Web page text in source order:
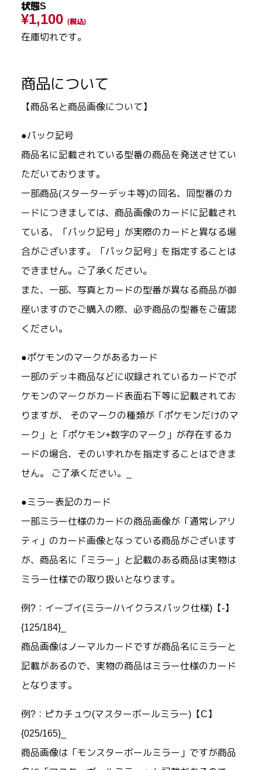
状態S
¥1,100 (税込)
在庫切れです。
商品について
【商品名と商品画像について】
●パック記号
商品名に記載されている型番の商品を発送させてい
ただいております。
一部商品(スターターデッキ等)の同名、同型番のカ
ードにつきましては、商品画像のカードに記載され
ている、「パック記号」が実際のカードと異なる場
合がございます。「パック記号」を指定することは
できません。ご了承ください。
また、一部、写真とカードの型番が異なる商品が御
座いますのでご購入の際、必ず商品の型番をご確認
ください。
●ポケモンのマークがあるカード
一部のデッキ商品などに収録されているカードでポ
ケモンのマークがカード表面右下等に記載されてお
りますが、 そのマークの種類が「ポケモンだけのマ
ーク」と「ポケモン+数字のマーク」が存在するカ
ードの場合、そのいずれかを指定することはできま
せん。 ご了承ください。_
●ミラー表記のカード
一部ミラー仕様のカードの商品画像が「通常レアリ
ティ」のカード画像となっている商品がございます
が、商品名に「ミラー」と記載のある商品は実物は
ミラー仕様での取り扱いとなります。
例?：イーブイ(ミラー/ハイクラスパック仕様)【-】
{125/184}_
商品画像はノーマルカードですが商品名にミラーと
記載があるので、実物の商品はミラー仕様のカード
となります。
例?：ピカチュウ(マスターボールミラー)【C】
{025/165}_
商品画像は「モンスターボールミラー」ですが商品